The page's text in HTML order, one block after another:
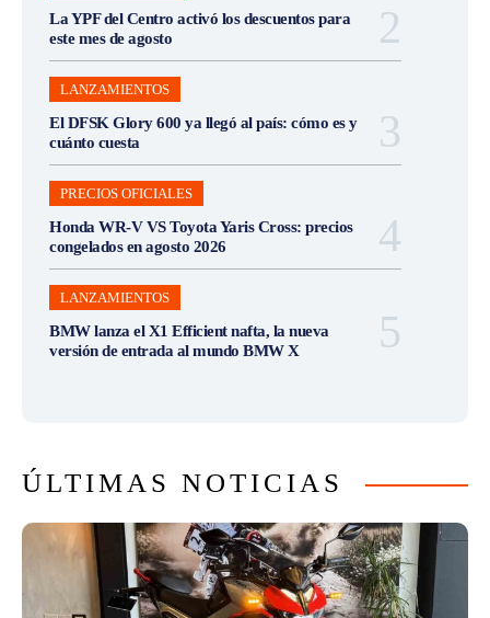
La YPF del Centro activó los descuentos para
este mes de agosto
LANZAMIENTOS
El DFSK Glory 600 ya llegó al país: cómo es y
cuánto cuesta
PRECIOS OFICIALES
Honda WR-V VS Toyota Yaris Cross: precios
congelados en agosto 2026
LANZAMIENTOS
BMW lanza el X1 Efficient nafta, la nueva
versión de entrada al mundo BMW X
ÚLTIMAS NOTICIAS